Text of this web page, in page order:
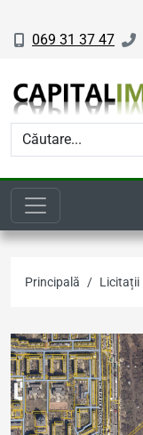
069 31 37 47
Principală Licitații